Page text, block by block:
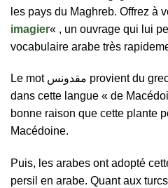
les pays du Maghreb. Offrez à
imagier« , un ouvrage qui lui
vocabulaire arabe très
Le mot مقدونس provient du grec ancien. En effet, il signifie
dans cette langue « de
bonne raison que cette plante
Macédoine.
Puis, les arabes ont adopté
persil en arabe. Quant aux